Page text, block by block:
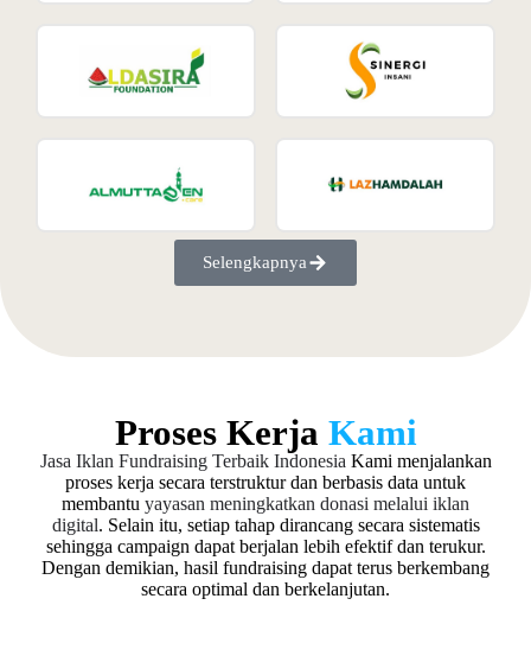
Selengkapnya
Proses Kerja Kami
Jasa Iklan Fundraising Terbaik Indonesia Kami menjalankan
proses kerja secara terstruktur dan berbasis data untuk
membantu yayasan meningkatkan donasi melalui iklan
digital. Selain itu, setiap tahap dirancang secara sistematis
sehingga campaign dapat berjalan lebih efektif dan terukur.
Dengan demikian, hasil fundraising dapat terus berkembang
secara optimal dan berkelanjutan.